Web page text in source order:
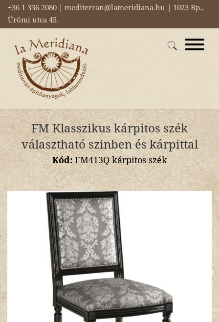
+36 1 336 2080 | mediterran@lameridiana.hu | 1023 Bp.,
Ürömi utca 45.
FM Klasszikus kárpitos szék
választható szinben és kárpittal
Kód:FM413Q kárpitos szék